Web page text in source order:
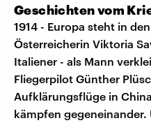
Geschichten vom
1914 - Europa steht in
Österreicherin Viktoria
Italiener - als Mann
Fliegerpilot Günther
Aufklärungsflüge in
kämpfen